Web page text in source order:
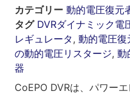
カテゴリー 動的電圧復元
タグ DVRダイナミック電
レギュレータ, 動的電圧復
の動的電圧リスタージ, 動
器
CoEPO DVRは、パワー